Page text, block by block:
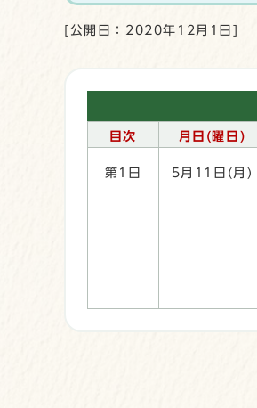
[公開日：2020年12月1日]
目次 月日(曜日)
第1日 5月11日(月)